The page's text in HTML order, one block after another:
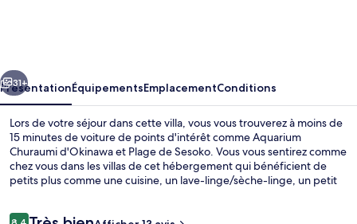
Churaumi
Motobu
Suivant
31+
PrésentationÉquipementsEmplacementConditions
Lors de votre séjour dans cette villa, vous vous trouverez à moins de
15 minutes de voiture de points d'intérêt comme Aquarium
Churaumi d'Okinawa et Plage de Sesoko. Vous vous sentirez comme
chez vous dans les villas de cet hébergement qui bénéficient de
petits plus comme une cuisine, un lave-linge/sèche-linge, un petit
Avis